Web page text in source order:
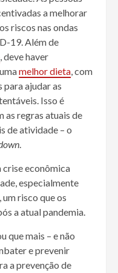
a melhorar
riscos nas ondas
19. Além de
, deve haver
melhor dieta, com
para ajudar as
Isso é
regras atuais de
de atividade – o
.
crise econômica
, especialmente
risco que os
a atualpandemia.
que mais – e não
e prevenir
a prevenção de